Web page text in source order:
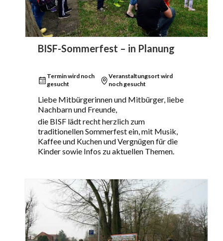
BISF-Sommerfest – in Planung
Termin wird noch
gesucht
Veranstaltungsort wird
noch gesucht
Liebe Mitbürgerinnen und Mitbürger, liebe
Nachbarn und Freunde,
die BISF lädt recht herzlich zum
traditionellen Sommerfest ein, mit Musik,
Kaffee und Kuchen und Vergnügen für die
Kinder sowie Infos zu aktuellen Themen.